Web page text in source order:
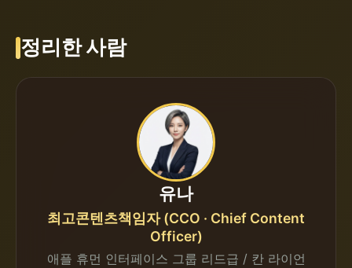
정리한 사람
유나
최고콘텐츠책임자 (CCO · Chief Content
Officer)
애플 휴먼 인터페이스 그룹 리드급 / 칸 라이언